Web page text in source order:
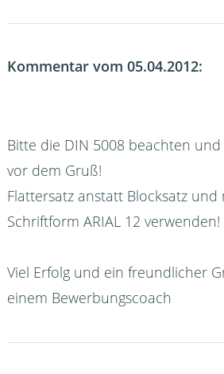
Kommentar vom 05.04.2012:
Bitte die DIN 5008 beachten und
vor dem Gruß!
Flattersatz anstatt Blocksatz und
Schriftform ARIAL 12 verwenden!
Viel Erfolg und ein freundlicher
einem Bewerbungscoach